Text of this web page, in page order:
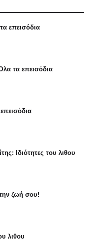
επεισόδια
τα επεισόδια
Ιδιότητες του λιθου
ζωή σου!
λιθου